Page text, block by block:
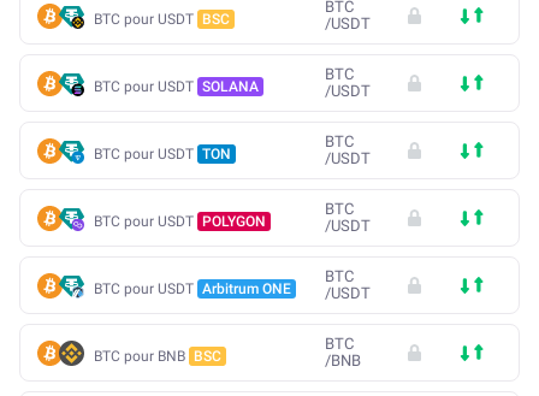
BTC pour USDT BSC
BTC
/USDT
BTC pour USDT SOLANA
BTC
/USDT
BTC pour USDT TON
BTC
/USDT
BTC pour USDT POLYGON
BTC
/USDT
BTC pour USDT Arbitrum ONE
BTC
/USDT
BTC pour BNB BSC
BTC
/BNB